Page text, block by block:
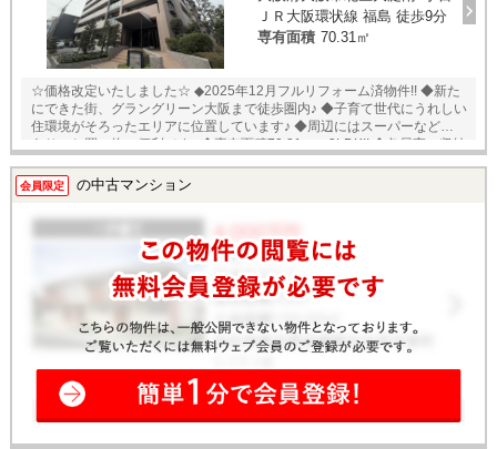
ＪＲ大阪環状線 福島 徒歩9分
専有面積 70.31㎡
☆価格改定いたしました☆ ◆2025年12月フルリフォーム済物件!! ◆新た
にできた街、グラングリーン大阪まで徒歩圏内♪ ◆子育て世代にうれしい
住環境がそろったエリアに位置しています♪ ◆周辺にはスーパーなど多数
あり、お買い物に便利です♪ ◆専有面積70.31㎡、3LDK!! ◆各居室に収納
◆即日入居可能♪ ★即日内覧可能物件！お好きな日時でご内覧可能！★ 当
店までお電話いただくか、もしくは24時間対応可能「内覧予約・お問い
合わせ」フォームよりお問い合わせ下さい！業務に精通したスタッフが
丁寧に対応致します。ご来店が困難な場合は、ご希望場所でのお待ち合
わせも可能です。 ※当社ではネットで他社様が広告している物件も同時
に紹介・案内可能です。 併せて内覧を希望される際は、物件名を担当者
までお申し付け下さい。
会員限定 の中古マンション